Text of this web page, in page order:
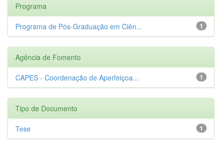
Programa
1
Programa de Pós-Graduação em Ciên...
Agência de Fomento
1
CAPES - Coordenação de Aperfeiçoa...
Tipo de Documento
1
Tese